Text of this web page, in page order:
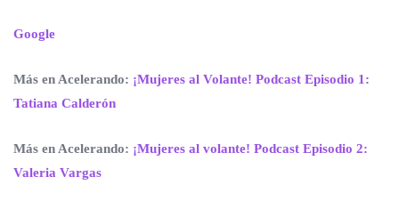
Google
Más en Acelerando: ¡Mujeres al Volante! Podcast Episodio 1:
Tatiana Calderón
Más en Acelerando: ¡Mujeres al volante! Podcast Episodio 2:
Valeria Vargas